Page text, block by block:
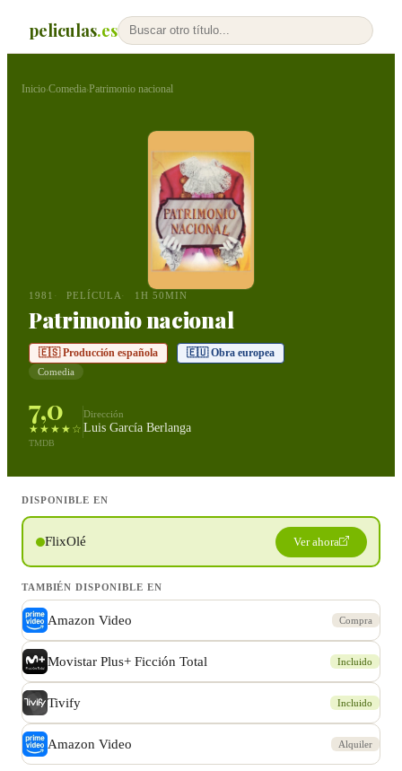
peliculas.es
Inicio›Comedia›Patrimonio nacional
1981 PELÍCULA 1H 50MIN
Patrimonio nacional
🇪🇸 Producción española 🇪🇺 Obra europea
Comedia
7,0
★★★★☆
TMDB
Dirección
Luis García Berlanga
DISPONIBLE EN
FlixOlé Ver ahora
TAMBIÉN DISPONIBLE EN
Amazon Video Compra
Movistar Plus+ Ficción Total Incluido
Tivify Incluido
Amazon Video Alquiler